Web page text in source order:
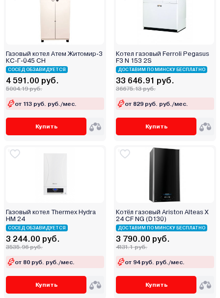
Газовый котел Атем Житомир-3
КС-Г-045 СН
СОСЕД ОБЗАВИДУЕТСЯ
4 591.00 руб.
5004.19 руб.
от 113 руб. руб./мес.
Купить
Котел газовый Ferroli Pegasus
F3 N 153 2S
ДОСТАВИМ ПО МИНСКУ БЕСПЛАТНО
33 646.91 руб.
36675.13 руб.
от 829 руб. руб./мес.
Купить
Газовый котел Thermex Hydra
HM 24
СОСЕД ОБЗАВИДУЕТСЯ
3 244.00 руб.
3535.96 руб.
от 80 руб. руб./мес.
Купить
Котёл газовый Ariston Alteas X
24 CF NG (D130)
ДОСТАВИМ ПО МИНСКУ БЕСПЛАТНО
3 790.00 руб.
4131.1 руб.
от 94 руб. руб./мес.
Купить